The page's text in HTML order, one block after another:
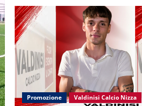
Promozione Valdinisi Calcio Nizza